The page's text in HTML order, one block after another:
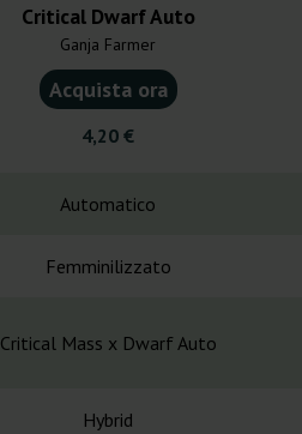
Critical Dwarf Auto
Ganja Farmer
Acquista ora
4,20 €
Automatico
Femminilizzato
Critical Mass x Dwarf Auto
Hybrid